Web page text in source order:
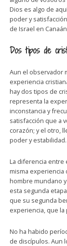
Dios es algo de
poder y
de Israel en
Dos tipos de
Aun el observador
experiencia
hay dos tipos de
representa la
inconstancia y
satisfacción que a
corazón; y el otro,
poder y estabilidad.
La diferencia entre
misma experiencia
hombre mundano
esta segunda
que su segunda
experiencia, que la
No ha habido
de discípulos. Aun